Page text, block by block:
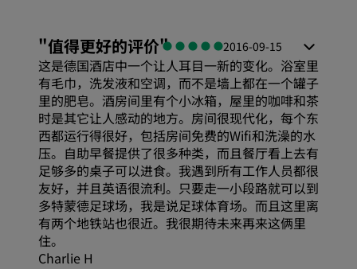
"值得更好的评价" 2016-09-15
这是德国酒店中一个让人耳目一新的变化。浴室里
有毛巾，洗发液和空调，而不是墙上都在一个罐子
里的肥皂。酒房间里有个小冰箱，屋里的咖啡和茶
时是其它让人感动的地方。房间很现代化，每个东
西都运行得很好，包括房间免费的Wifi和洗澡的水
压。自助早餐提供了很多种类，而且餐厅看上去有
足够多的桌子可以进食。我遇到所有工作人员都很
友好，并且英语很流利。只要走一小段路就可以到
多特蒙德足球场，我是说足球体育场。而且这里离
有两个地铁站也很近。我很期待未来再来这俩里
住。
Charlie H